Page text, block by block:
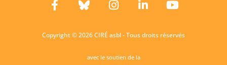
Copyright © 2026 CIRÉ asbl - Tous droits réservés
avec le soutien de la